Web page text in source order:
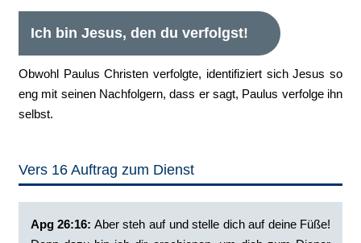
Ich bin Jesus, den du verfolgst!
Obwohl Paulus Christen verfolgte, identifiziert sich Jesus so
eng mit seinen Nachfolgern, dass er sagt, Paulus verfolge ihn
selbst.
Vers 16 Auftrag zum Dienst
Apg 26:16: ‭Aber steh auf und stelle dich auf deine Füße!